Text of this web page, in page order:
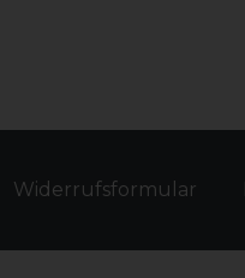
Widerrufs­formular